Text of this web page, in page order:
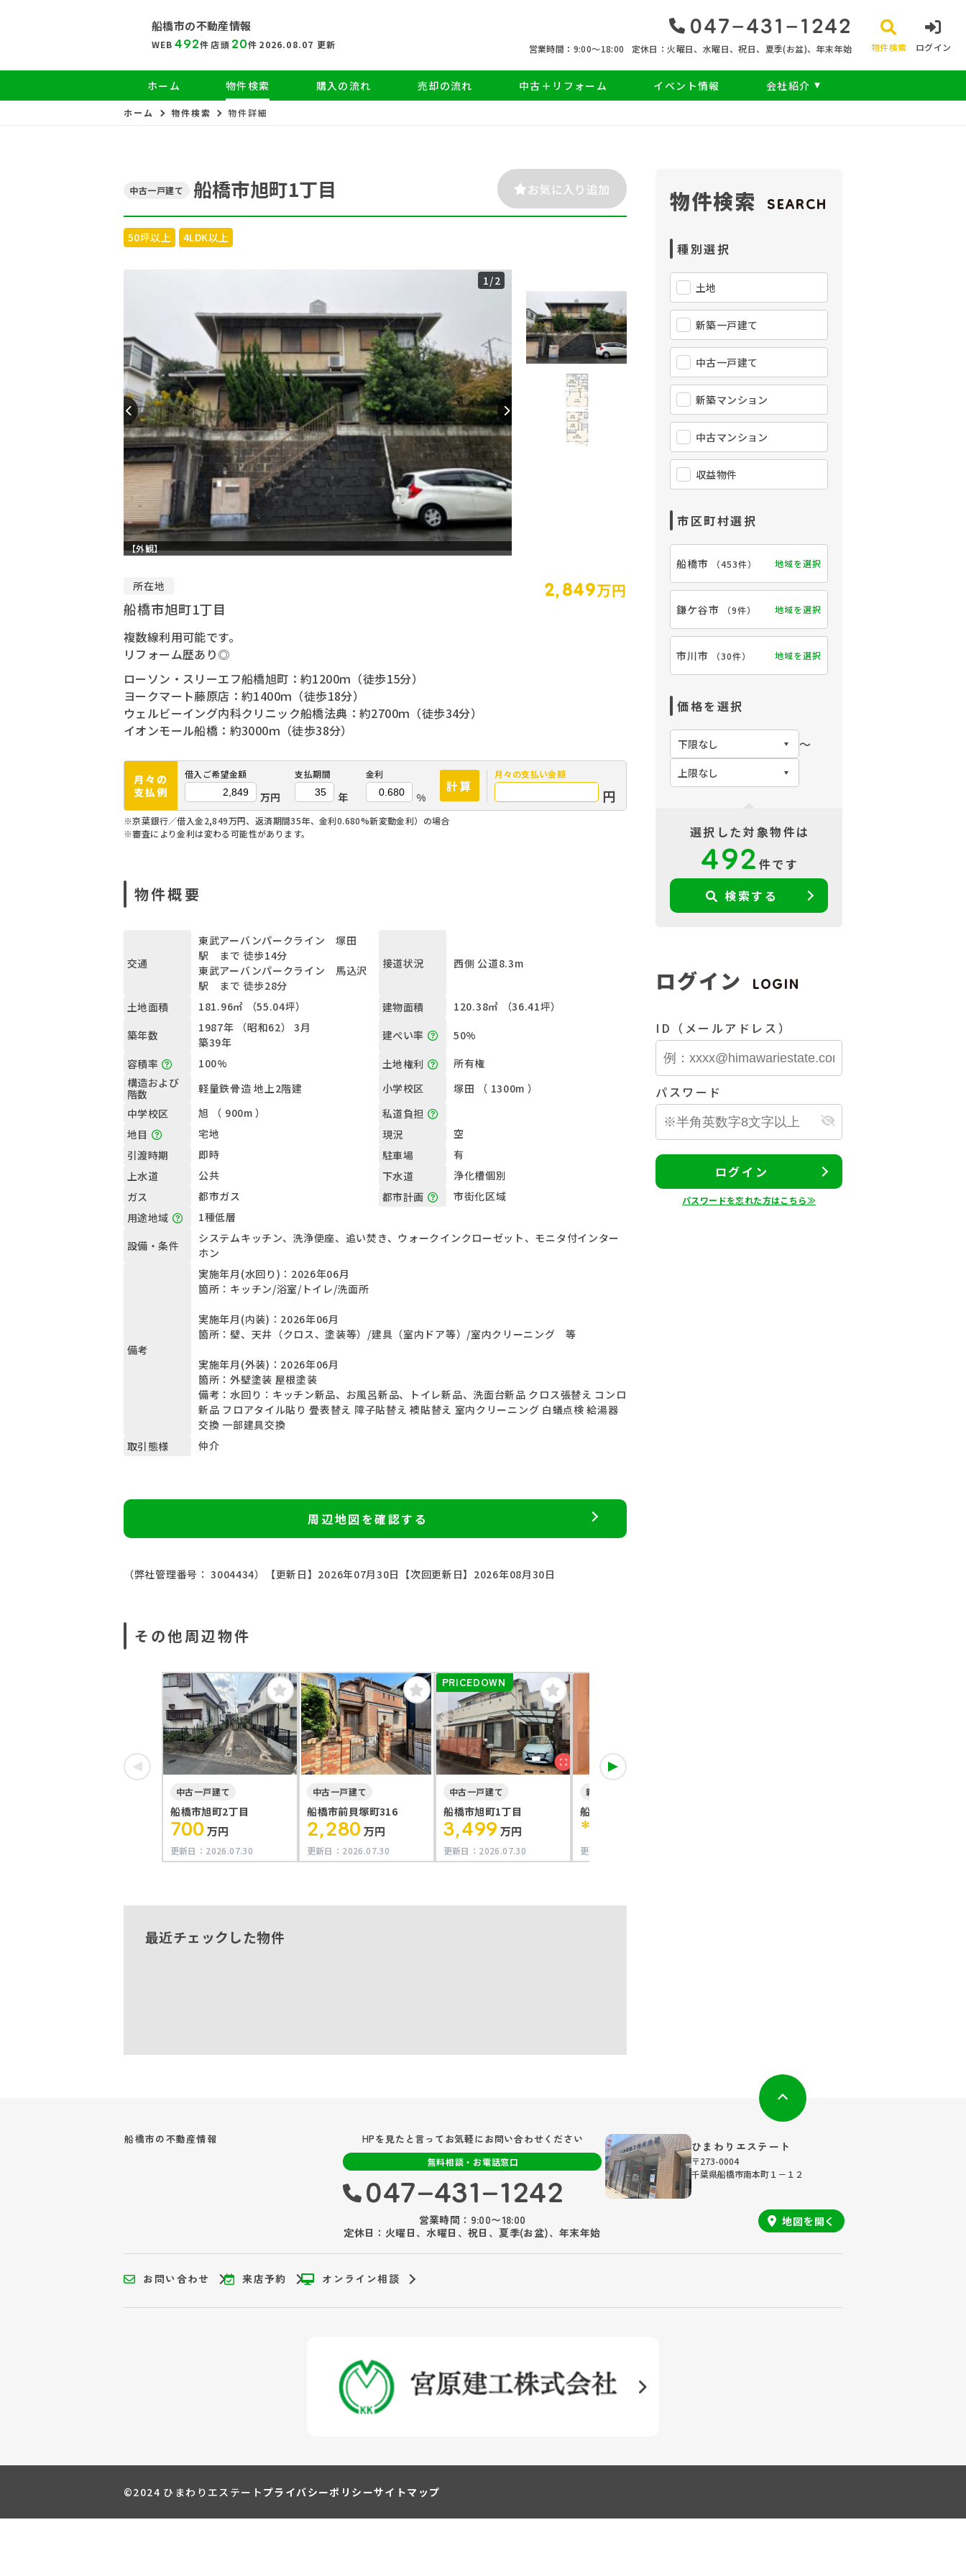
船橋市の不動産情報
WEB 492件 店頭 20件 2026.08.07 更新 047‐431‐1242
営業時間：9:00〜18:00 定休日：火曜日、水曜日、祝日、夏季(お盆)、年末年始 物件検索 ログイン
ホーム 物件検索 購入の流れ 売却の流れ 中古＋リフォーム イベント情報 会社紹介
ホーム 物件検索 物件詳細
中古一戸建て 船橋市旭町1丁目 お気に入り追加
50坪以上 4LDK以上
1/2
【外観】
所在地
船橋市旭町1丁目 2,849万円
複数線利用可能です。
リフォーム歴あり◎
ローソン・スリーエフ船橋旭町：約1200ｍ（徒歩15分）
ヨークマート藤原店：約1400ｍ（徒歩18分）
ウェルビーイング内科クリニック船橋法典：約2700ｍ（徒歩34分）
イオンモール船橋：約3000ｍ（徒歩38分）
月々の
支払例
借入ご希望金額
万円
支払期間
年
金利
%
計算
月々の支払い金額
円
※京葉銀行／借入金2,849万円、返済期間35年、金利0.680%新変動金利）の場合
※審査により金利は変わる可能性があります。
物件概要
交通
東武アーバンパークライン 塚田
駅 まで 徒歩14分
東武アーバンパークライン 馬込沢
駅 まで 徒歩28分
接道状況 西側 公道8.3m
土地面積 181.96㎡ （55.04坪） 建物面積
120.38㎡ （36.41坪）
築年数
1987年 （昭和62） 3月
築39年
建ぺい率
50%
容積率
100% 土地権利
所有権
構造および
階数
軽量鉄骨造 地上2階建 小学校区
塚田 （ 1300m ）
中学校区
旭 （ 900m ）
私道負担
地目
宅地 現況
空
引渡時期
即時 駐車場
有
上水道
公共 下水道
浄化槽個別
ガス
都市ガス 都市計画
市街化区域
用途地域
1種低層
設備・条件
システムキッチン、洗浄便座、追い焚き、ウォークインクローゼット、モニタ付インター
ホン
備考
実施年月(水回り)：2026年06月
箇所：キッチン/浴室/トイレ/洗面所
実施年月(内装)：2026年06月
箇所：壁、天井（クロス、塗装等）/建具（室内ドア等）/室内クリーニング 等
実施年月(外装)：2026年06月
箇所：外壁塗装 屋根塗装
備考：水回り：キッチン新品、お風呂新品、トイレ新品、洗面台新品 クロス張替え コンロ
新品 フロアタイル貼り 畳表替え 障子貼替え 襖貼替え 室内クリーニング 白蟻点検 給湯器
交換 一部建具交換
取引態様
仲介
周辺地図を確認する
（弊社管理番号： 3004434） 【更新日】2026年07月30日 【次回更新日】2026年08月30日
その他周辺物件
中古一戸建て
船橋市旭町2丁目
700万円
更新日： 2026.07.30
中古一戸建て
船橋市前貝塚町316
2,280万円
更新日： 2026.07.30
PRICEDOWN
中古一戸建て
船橋市旭町1丁目
3,499万円
更新日： 2026.07.30
新築一戸建て
船橋市＊＊＊＊
****
更新日：
最近チェックした物件
物件検索 SEARCH
種別選択
土地
新築一戸建て
中古一戸建て
新築マンション
中古マンション
収益物件
市区町村選択
船橋市 （453件） 地域を選択
鎌ケ谷市 （9件） 地域を選択
市川市 （30件） 地域を選択
価格を選択
〜
選択した対象物件は
492件です
検索する
ログイン LOGIN
ID（メールアドレス）
パスワード
ログイン
パスワードを忘れた方はこちら≫
船橋市の不動産情報 HPを見たと言ってお気軽にお問い合わせください
無料相談・お電話窓口
047‐431‐1242
営業時間：9:00〜18:00
定休日：火曜日、水曜日、祝日、夏季(お盆)、年末年始
ひまわりエステート
〒273-0004
千葉県船橋市南本町１－１２
地図を開く
お問い合わせ 来店予約 オンライン相談
プライバシーポリシーサイトマップ
©2024 ひまわりエステート